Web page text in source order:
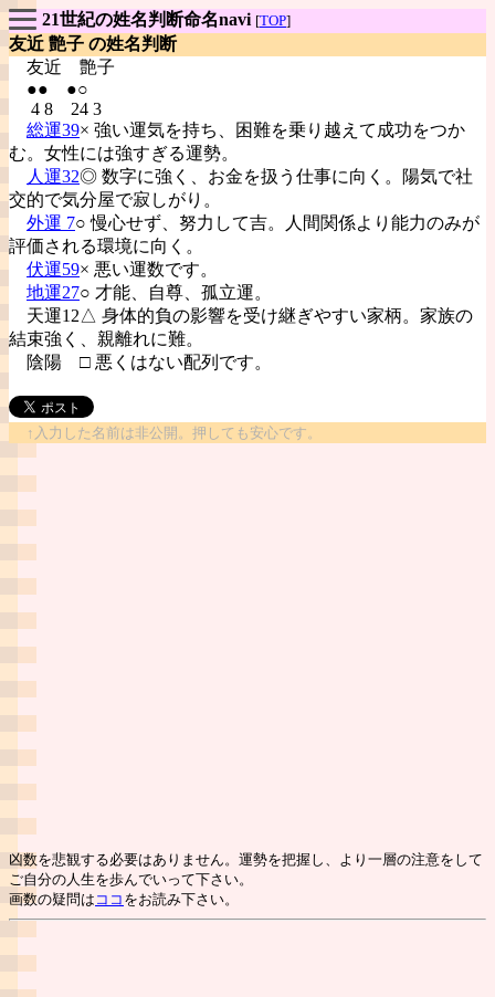
21世紀の姓名判断命名navi [TOP]
友近 艶子 の姓名判断
友近 艶子
●● ●○
4 8 24 3
総運39× 強い運気を持ち、困難を乗り越えて成功をつか
む。女性には強すぎる運勢。
人運32◎ 数字に強く、お金を扱う仕事に向く。陽気で社
交的で気分屋で寂しがり。
外運 7○ 慢心せず、努力して吉。人間関係より能力のみが
評価される環境に向く。
伏運59× 悪い運数です。
地運27○ 才能、自尊、孤立運。
天運12△ 身体的負の影響を受け継ぎやすい家柄。家族の
結束強く、親離れに難。
陰陽 □ 悪くはない配列です。
↑入力した名前は非公開。押しても安心です。
凶数を悲観する必要はありません。運勢を把握し、より一層の注意をして
ご自分の人生を歩んでいって下さい。
画数の疑問は ココ をお読み下さい。